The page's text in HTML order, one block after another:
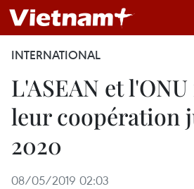
INTERNATIONAL
L'ASEAN et
leur coopération
2020
08/05/2019 02:03